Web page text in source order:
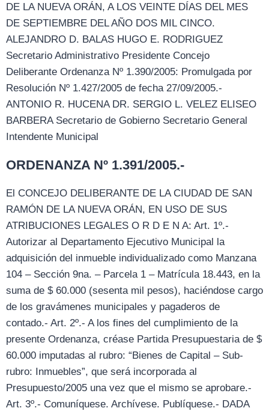
DE LA NUEVA ORÁN, A LOS VEINTE DÍAS DEL MES
DE SEPTIEMBRE DEL AÑO DOS MIL CINCO.
ALEJANDRO D. BALAS HUGO E. RODRIGUEZ
Secretario Administrativo Presidente Concejo
Deliberante Ordenanza Nº 1.390/2005: Promulgada por
Resolución Nº 1.427/2005 de fecha 27/09/2005.-
ANTONIO R. HUCENA DR. SERGIO L. VELEZ ELISEO
BARBERA Secretario de Gobierno Secretario General
Intendente Municipal
ORDENANZA Nº 1.391/2005.-
El CONCEJO DELIBERANTE DE LA CIUDAD DE SAN
RAMÓN DE LA NUEVA ORÁN, EN USO DE SUS
ATRIBUCIONES LEGALES O R D E N A: Art. 1º.-
Autorizar al Departamento Ejecutivo Municipal la
adquisición del inmueble individualizado como Manzana
104 – Sección 9na. – Parcela 1 – Matrícula 18.443, en la
suma de $ 60.000 (sesenta mil pesos), haciéndose cargo
de los gravámenes municipales y pagaderos de
contado.- Art. 2º.- A los fines del cumplimiento de la
presente Ordenanza, créase Partida Presupuestaria de $
60.000 imputadas al rubro: “Bienes de Capital – Sub-
rubro: Inmuebles”, que será incorporada al
Presupuesto/2005 una vez que el mismo se aprobare.-
Art. 3º.- Comuníquese. Archívese. Publíquese.- DADA